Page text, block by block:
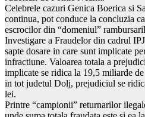
Celebrele cazuri Genica Boerica si
continua, pot conduce la concluzia
escrocilor din “domeniul”
Investigare a Fraudelor din cadrul
sapte dosare in care sunt implicate
infractiune. Valoarea totala a
implicate se ridica la 19,5 miliarde
in tot judetul Dolj, prejudiciul se
lei.
Printre “campionii” returnarilor